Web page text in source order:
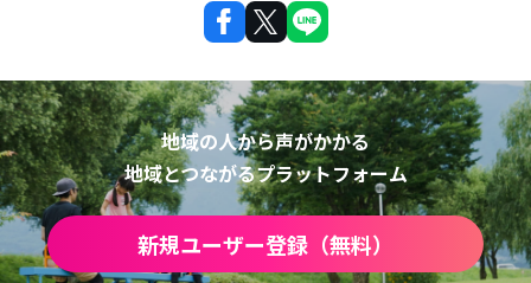
地域の人から声がかかる
地域とつながるプラットフォーム
新規ユーザー登録（無料）